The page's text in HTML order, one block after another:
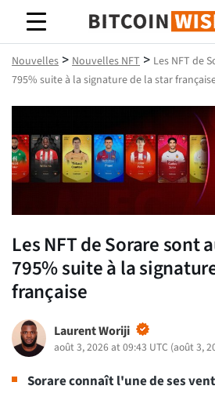
Bitcoin
Nouvelles > Nouvelles NFT > Les NFT de
795% suite à la signature de la star
Les NFT de Sorare sont
795% suite à la
française
Laurent Woriji
août 3, 2026 at 09:43 UTC (août 3,
Sorare connaît l'une de ses